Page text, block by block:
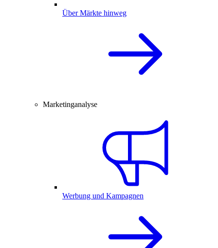
Über Märkte hinweg
Marketinganalyse
Werbung und Kampagnen